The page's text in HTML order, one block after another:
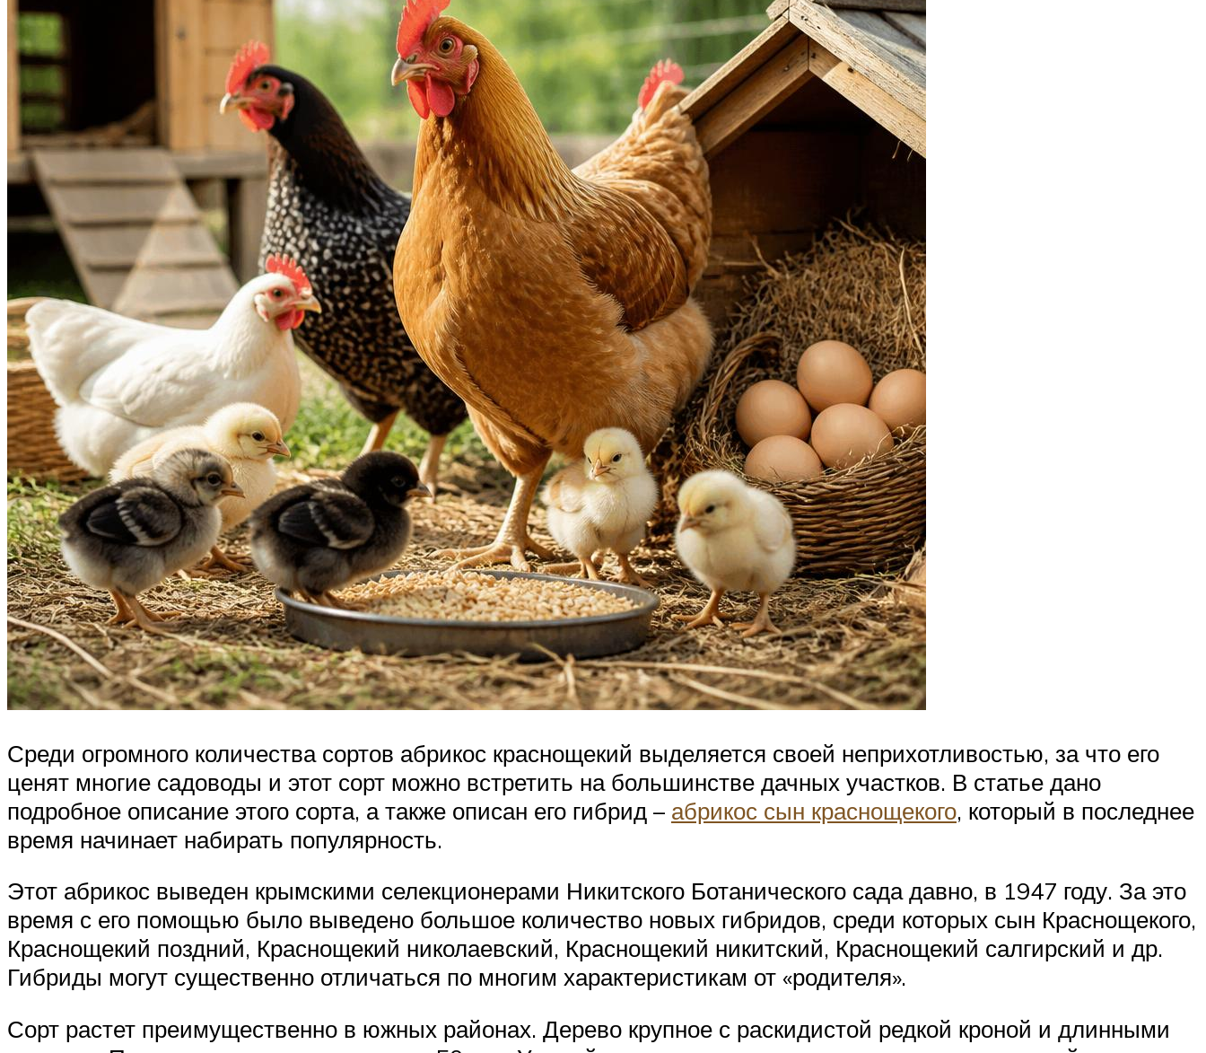
Среди огромного количества сортов абрикос краснощекий выделяется своей неприхотливостью, за что его
ценят многие садоводы и этот сорт можно встретить на большинстве дачных участков. В статье дано
подробное описание этого сорта, а также описан его гибрид – абрикос сын краснощекого, который в последнее
время начинает набирать популярность.
Этот абрикос выведен крымскими селекционерами Никитского Ботанического сада давно, в 1947 году. За это
время с его помощью было выведено большое количество новых гибридов, среди которых сын Краснощекого,
Краснощекий поздний, Краснощекий николаевский, Краснощекий никитский, Краснощекий салгирский и др.
Гибриды могут существенно отличаться по многим характеристикам от «родителя».
Сорт растет преимущественно в южных районах. Дерево крупное с раскидистой редкой кроной и длинными